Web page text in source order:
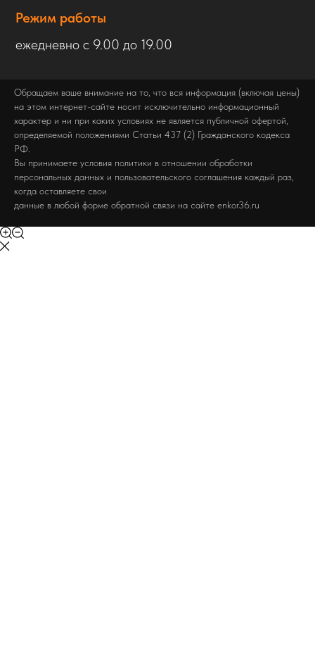
Режим работы
ежедневно с 9.00 до 19.00
Обращаем ваше внимание на то, что вся информация (включая цены)
на этом интернет-сайте носит исключительно информационный
характер и ни при каких условиях не является публичной офертой,
определяемой положениями Статьи 437 (2) Гражданского кодекса
РФ.
Вы принимаете условия политики в отношении обработки
персональных данных и пользовательского соглашения каждый раз,
когда оставляете свои
данные в любой форме обратной связи на сайте enkor36.ru